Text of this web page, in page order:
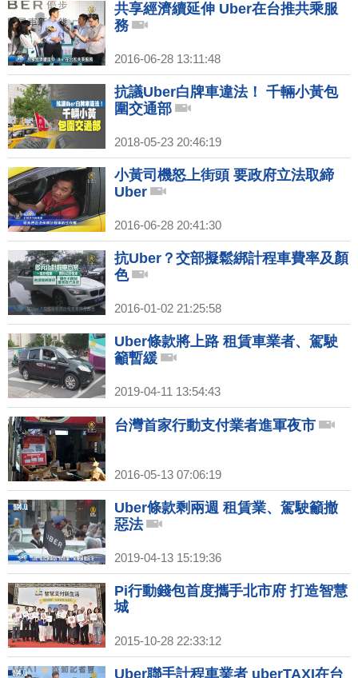
共享經濟續延伸 Uber在台推共乘服
務
2016-06-28 13:11:48
抗議Uber白牌車違法！ 千輛小黃包
圍交通部
2018-05-23 20:46:19
小黃司機怒上街頭 要政府立法取締
Uber
2016-06-28 20:41:30
抗Uber？交部擬鬆綁計程車費率及顏
色
2016-01-02 21:25:58
Uber條款將上路 租賃車業者、駕駛
籲暫緩
2019-04-11 13:54:43
台灣首家行動支付業者進軍夜市
2016-05-13 07:06:19
Uber條款剩兩週 租賃業、駕駛籲撤
惡法
2019-04-13 15:19:36
Pi行動錢包首度攜手北市府 打造智慧
城
2015-10-28 22:33:12
Uber聯手計程車業者 uberTAXI在台